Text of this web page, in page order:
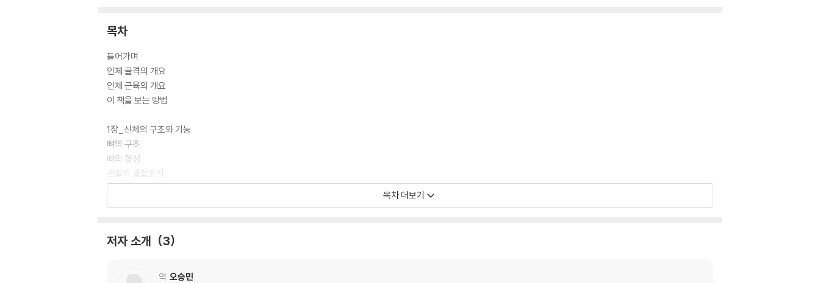
목차
들어가며
인체 골격의 개요
인체 근육의 개요
이 책을 보는 방법
1장_신체의 구조와 기능
뼈의 구조
뼈의 형성
관절의 결합조직
관절의 구조와 종류
근육수축의 양식
근육과 트레이닝
목차 더보기
저자 소개 3
역 오승민